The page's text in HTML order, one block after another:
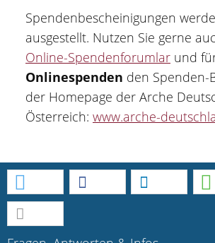
Spendenbescheinigungen
ausgestellt. Nutzen Sie gerne
Online-Spendenforumlar und
Onlinespenden den Spenden-
der Homepage der Arche
Österreich: www.arche-